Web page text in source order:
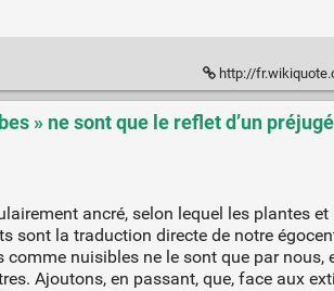
http://
» ne sont que le reflet d’un
ancré, selon lequel les plantes
sont la traduction directe de notre
nuisibles ne le sont que par nous,
Ajoutons, en passant, que, face aux